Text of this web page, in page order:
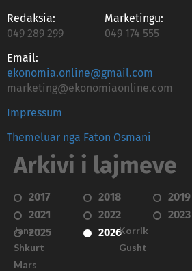
Redaksia:
049 289 299
Marketingu:
049 174 555
Email:
ekonomia.online@gmail.com
marketing@ekonomiaonline.com
Impressum
Themeluar nga Faton Osmani
Arkivi i lajmeve
2017 2018 2019
2021
2022 2023
2025
2026
Janar
Shkurt
Mars
Korrik
Gusht